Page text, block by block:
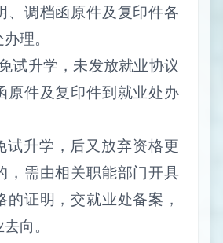
、调档函原件及复印件各
理。
试升学，未发放就业协议
原件及复印件到就业处办
试升学，后又放弃资格更
，需由相关职能部门开具
的证明，交就业处备案，
向。